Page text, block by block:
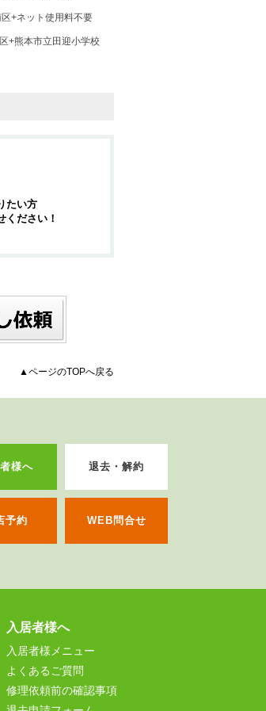
+ネット使用料不要
+熊本市立田迎小学校
たい方
ください！
▲ページのTOPへ戻る
様へ 退去・解約
予約 WEB問合せ
入居者様へ
入居者様メニュー
よくあるご質問
修理依頼前の確認事項